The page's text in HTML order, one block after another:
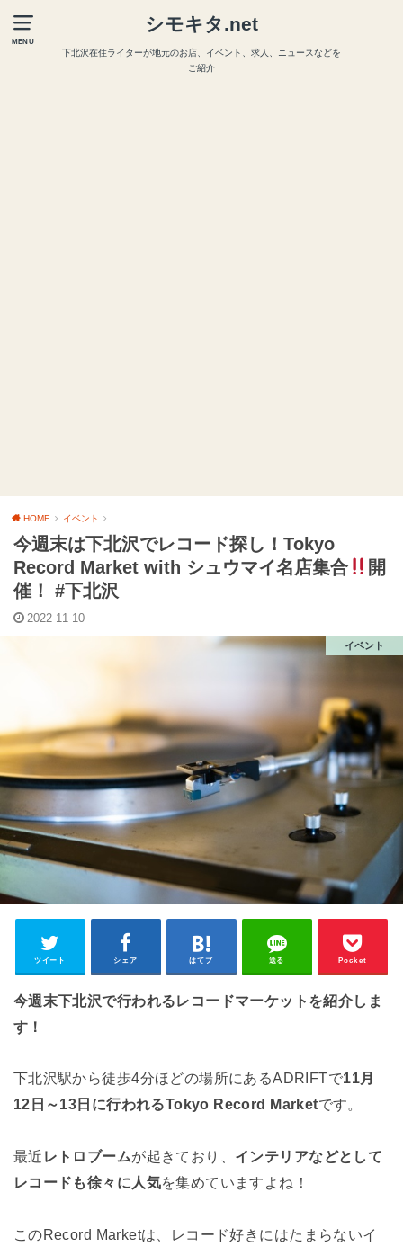
MENU
シモキタ.net
下北沢在住ライターが地元のお店、イベント、求人、ニュースなどを
ご紹介
HOME イベント
今週末は下北沢でレコード探し！Tokyo
Record Market with シュウマイ名店集合
開
催！ #下北沢
2022-11-10
イベント
ツイート シェア はてブ 送る Pocket
今週末下北沢で行われるレコードマーケットを紹介しま
す！
下北沢駅から徒歩4分ほどの場所にあるADRIFTで11月
12日～13日に行われるTokyo Record Marketです。
最近 レトロブームが起きており、 インテリアなどとして
レコードも徐々に人気を集めていますよね！
このRecord Marketは、レコード好きにはたまらないイ